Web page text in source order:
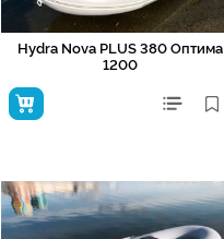
Hydra Nova PLUS 380 Оптима
1200